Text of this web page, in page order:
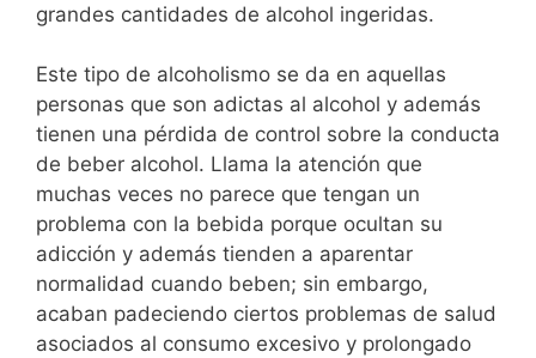
grandes cantidades de alcohol ingeridas.
Este tipo de alcoholismo se da en aquellas
personas que son adictas al alcohol y además
tienen una pérdida de control sobre la conducta
de beber alcohol. Llama la atención que
muchas veces no parece que tengan un
problema con la bebida porque ocultan su
adicción y además tienden a aparentar
normalidad cuando beben; sin embargo,
acaban padeciendo ciertos problemas de salud
asociados al consumo excesivo y prolongado